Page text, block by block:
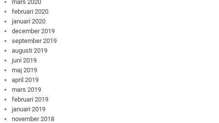
mars 2020
februari 2020
januari 2020
december 2019
september 2019
augusti 2019
juni 2019
maj 2019
april 2019
mars 2019
februari 2019
januari 2019
november 2018